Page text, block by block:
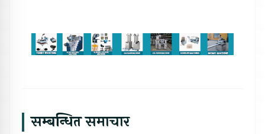
सम्बन्धित समाचार